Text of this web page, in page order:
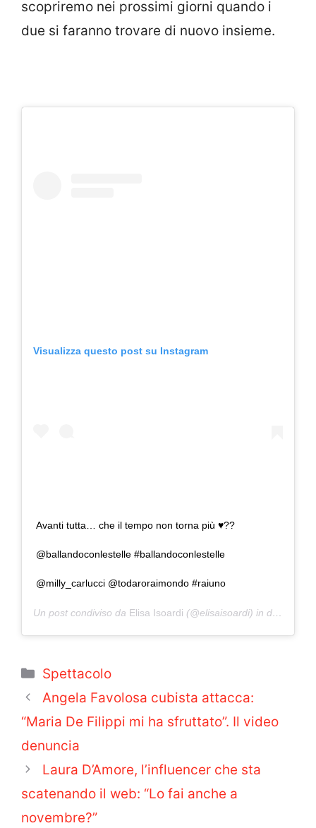
scopriremo nei prossimi giorni quando i
due si faranno trovare di nuovo insieme.
Visualizza questo post su Instagram
Avanti tutta… che il tempo non torna più ♥️??
@ballandoconlestelle #ballandoconlestelle
@milly_carlucci @todaroraimondo #raiuno
Un post condiviso da Elisa Isoardi (@elisaisoardi) in data:
Categorie
Spettacolo
Angela Favolosa cubista attacca:
“Maria De Filippi mi ha sfruttato”. Il video
denuncia
Laura D’Amore, l’influencer che sta
scatenando il web: “Lo fai anche a
novembre?”